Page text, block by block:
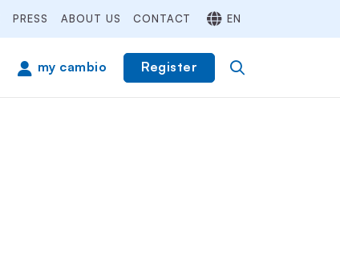
PRESS ABOUT US CONTACT EN
my cambio Register